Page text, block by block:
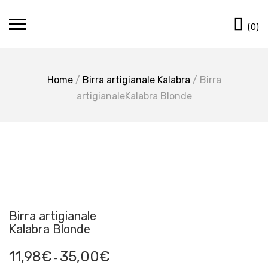
(0)
Home/ Birra artigianale Kalabra / Birra
artigianaleKalabra Blonde
Birra artigianale
Kalabra Blonde
11,98€ - 35,00€